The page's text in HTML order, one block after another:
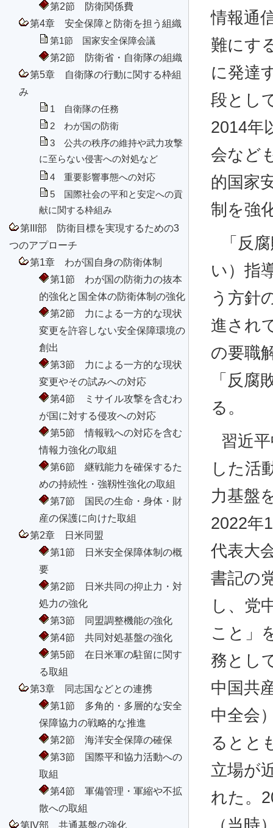
第2節 防衛関係費
第4章 安全保障と防衛を担う組織
第1節 国家安全保障会議
第2節 防衛省・自衛隊の組織
第5章 自衛隊の行動に関する枠組
み
1 自衛隊の任務
2 わが国の防衛
3 公共の秩序の維持や武力攻撃
に至らない侵害への対処など
4 重要影響事態への対応
5 国際社会の平和と安定への貢
献に関する枠組み
第III部 防衛目標を実現するための3
つのアプローチ
第1章 わが国自身の防衛体制
第1節 わが国の防衛力の抜本
的強化と国全体の防衛体制の強化
第2節 力による一方的な現状
変更を許容しない安全保障環境の
創出
第3節 力による一方的な現状
変更やその試みへの対応
第4節 ミサイル攻撃を含むわ
が国に対する侵攻への対応
第5節 情報戦への対応を含む
情報力強化の取組
第6節 継戦能力を確保するた
めの持続性・強靱性強化の取組
第7節 国民の生命・身体・財
産の保護に向けた取組
第2章 日米同盟
第1節 日米安全保障体制の概
要
第2節 日米共同の抑止力・対
処力の強化
第3節 同盟調整機能の強化
第4節 共同対処基盤の強化
第5節 在日米軍の駐留に関す
る取組
第3章 同志国などとの連携
第1節 多角的・多層的な安全
保障協力の戦略的な推進
第2節 海洋安全保障の確保
第3節 国際平和協力活動への
取組
第4節 軍備管理・軍縮や不拡
散への取組
第IV部 共通基盤の強化
情報通
難にす
に発達
段とし
2014年
会など
的国家
制を強
「反
い）指
う方針
進され
の要職
「反
る。
習近
した活
力基盤
2022年
代表大
書記の
し、党
こと」
務とし
中国共
中全会
るとと
立場が
れた。